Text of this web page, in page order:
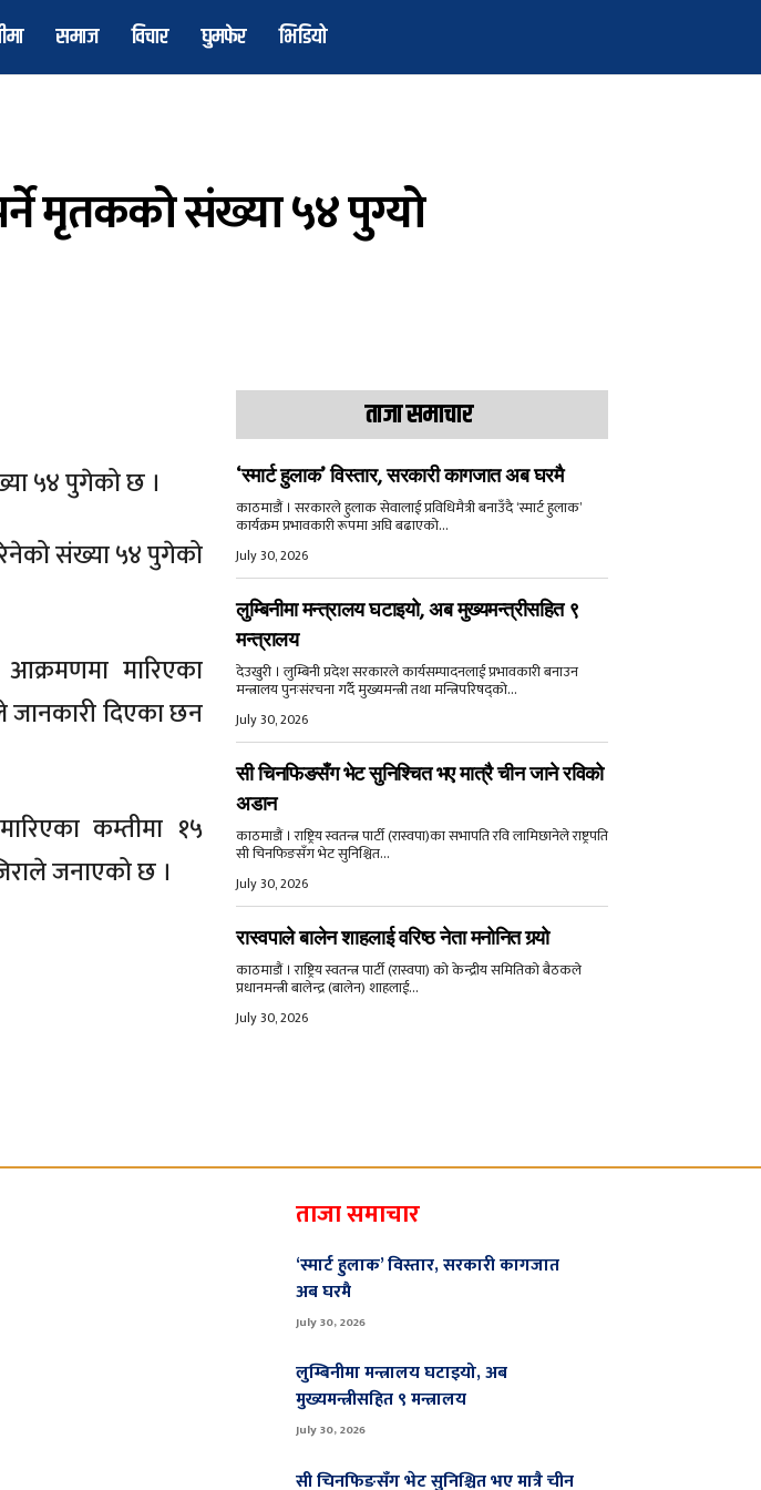
समाज विचार घुमफेर भिडियो
मृतकको संख्या ५४ पुग्यो
५४ पुगेको छ ।
संख्या ५४ पुगेको
मारिएका
दिएका छन
कम्तीमा १५
जनाएको छ ।
ताजा समाचार
‘स्मार्ट हुलाक’ विस्तार, सरकारी कागजात अब घरमै
काठमाडौं । सरकारले हुलाक सेवालाई प्रविधिमैत्री बनाउँदै ‘स्मार्ट हुलाक’
कार्यक्रम प्रभावकारी रूपमा अघि बढाएको...
July 30, 2026
लुम्बिनीमा मन्त्रालय घटाइयो, अब मुख्यमन्त्रीसहित ९
मन्त्रालय
देउखुरी । लुम्बिनी प्रदेश सरकारले कार्यसम्पादनलाई प्रभावकारी बनाउन
मन्त्रालय पुनःसंरचना गर्दै मुख्यमन्त्री तथा मन्त्रिपरिषद्को...
July 30, 2026
सी चिनफिङसँग भेट सुनिश्चित भए मात्रै चीन जाने रविको
अडान
काठमाडौं । राष्ट्रिय स्वतन्त्र पार्टी (रास्वपा)का सभापति रवि लामिछानेले राष्ट्रपति
सी चिनफिङसँग भेट सुनिश्चित...
July 30, 2026
रास्वपाले बालेन शाहलाई वरिष्ठ नेता मनोनित गर्‍यो
काठमाडौं । राष्ट्रिय स्वतन्त्र पार्टी (रास्वपा) को केन्द्रीय समितिको बैठकले
प्रधानमन्त्री बालेन्द्र (बालेन) शाहलाई...
July 30, 2026
ताजा समाचार
‘स्मार्ट हुलाक’ विस्तार, सरकारी कागजात
अब घरमै
July 30, 2026
लुम्बिनीमा मन्त्रालय घटाइयो, अब
मुख्यमन्त्रीसहित ९ मन्त्रालय
July 30, 2026
सी चिनफिङसँग भेट सुनिश्चित भए मात्रै चीन